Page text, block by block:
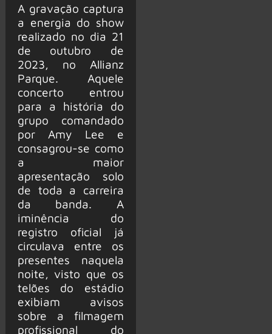
A gravação captura
a energia do show
realizado no dia 21
de outubro de
2023, no Allianz
Parque. Aquele
concerto entrou
para a história do
grupo comandado
por Amy Lee e
consagrou-se como
a maior
apresentação solo
de toda a carreira
da banda. A
iminência do
registro oficial já
circulava entre os
presentes naquela
noite, visto que os
telões do estádio
exibiam avisos
sobre a filmagem
profissional do